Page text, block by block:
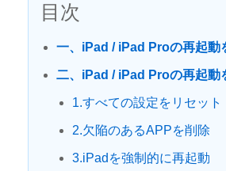
目次
一、iPad / iPad Proの再起動
二、iPad / iPad Proの再起動
1.すべての設定をリセット
2.欠陥のあるAPPを削除
3.iPadを強制的に再起動